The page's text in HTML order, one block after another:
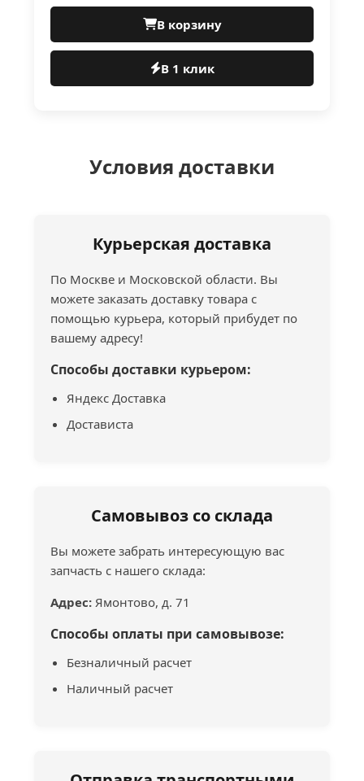
В корзину
В 1 клик
Условия доставки
Курьерская доставка
По Москве и Московской области. Вы
можете заказать доставку товара с
помощью курьера, который прибудет по
вашему адресу!
Способы доставки курьером:
Яндекс Доставка
Достависта
Самовывоз со склада
Вы можете забрать интересующую вас
запчасть с нашего склада:
Адрес: Ямонтово, д. 71
Способы оплаты при самовывозе:
Безналичный расчет
Наличный расчет